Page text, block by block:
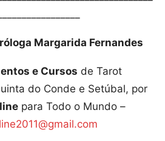
Margarida Fernandes
e Cursos de Tarot
do Conde e Setúbal, por
para Todo o Mundo –